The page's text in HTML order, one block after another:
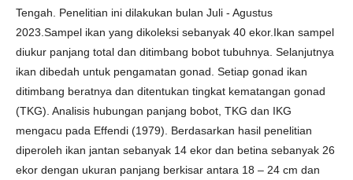
Tengah. Penelitian ini dilakukan bulan Juli - Agustus
2023.Sampel ikan yang dikoleksi sebanyak 40 ekor.Ikan sampel
diukur panjang total dan ditimbang bobot tubuhnya. Selanjutnya
ikan dibedah untuk pengamatan gonad. Setiap gonad ikan
ditimbang beratnya dan ditentukan tingkat kematangan gonad
(TKG). Analisis hubungan panjang bobot, TKG dan IKG
mengacu pada Effendi (1979). Berdasarkan hasil penelitian
diperoleh ikan jantan sebanyak 14 ekor dan betina sebanyak 26
ekor dengan ukuran panjang berkisar antara 18 – 24 cm dan